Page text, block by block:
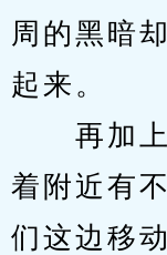
周的黑暗
起来。
再加上
着附近有
们这边移